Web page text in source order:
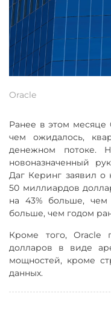
Oracle
Ранее в этом месяце
чем ожидалось,
денежном потоке.
новоназначенный
Даг Керинг заявил о
50 миллиардов
на 43% больше, чем
больше, чем годом
Кроме того, Oracle
долларов в виде
мощностей, кроме
данных.